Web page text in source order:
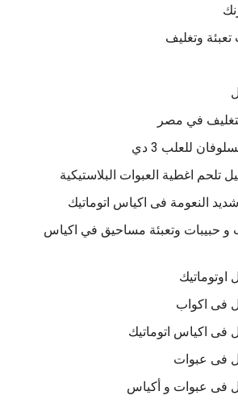
وتغليف
في مصر
للعلب 3 دي
تلحم اغطية العبوات البلاستيكية
النعومة فى اكياس اتوماتيك
و حبيبات وتعبئة مساحيق في اكياس
اوتوماتيك
فى اكواب
فى اكياس اتوماتيك
فى عبوات
فى عبوات و أكياس